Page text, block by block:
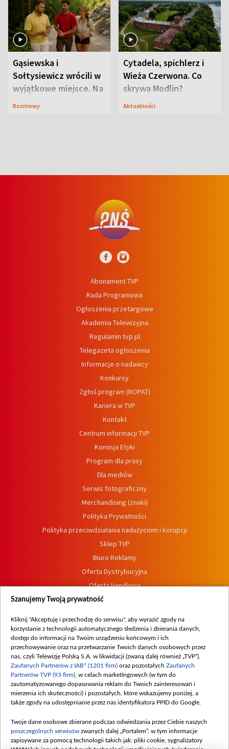
Gąsiewska i
Sołtysiewicz wrócili w
wyjątkowe miejsce. Na
szlaku czekał
Rozmowy
Cytadela, spichlerz i
Wieża Czerwona. Co
skrywa Modlin?
Aktualności
Abonament TVP
Rada Programowa
Ogłoszenia przetargowe
Akademia Telewizyjna
Regulamin tvp.pl
Telegazeta ogłoszenia
Informacje o nadawcy
Konkursy
Zgłoś program (ROPAT)
Kariera w TVP
Kontakt
Centrum informacji TVP
Komisja Etyki
Program dla prasy
Dla mediów
Serwis fotograficzny
Merchandising (znaki)
Polityka Prywatności
Polityka przeciwdziałania nadużyciom i korupcji
Sklep TVP
Biuro Reklamy
Oferta Dystrybucyjna
Oferta Handlowa
Dostępność
Procedura zgłoszeń wewnętrznych
Szanujemy Twoją prywatność
Kliknij "Akceptuję i przechodzę do serwisu", aby wyrazić zgody na
korzystanie z technologii automatycznego śledzenia i zbierania danych,
dostęp do informacji na Twoim urządzeniu końcowym i ich
przechowywanie oraz na przetwarzanie Twoich danych osobowych przez
nas, czyli Telewizję Polską S.A. w likwidacji (zwaną dalej również „TVP”),
Zaufanych Partnerów z IAB* (1201 firm) oraz pozostałych Zaufanych
Partnerów TVP (93 firm) , w celach marketingowych (w tym do
zautomatyzowanego dopasowania reklam do Twoich zainteresowań i
mierzenia ich skuteczności) i pozostałych, które wskazujemy poniżej, a
także zgody na udostępnianie przez nas identyfikatora PPID do Google.
Twoje dane osobowe zbierane podczas odwiedzania przez Ciebie naszych
poszczególnych serwisów zwanych dalej „Portalem”, w tym informacje
zapisywane za pomocą technologii takich jak: pliki cookie, sygnalizatory